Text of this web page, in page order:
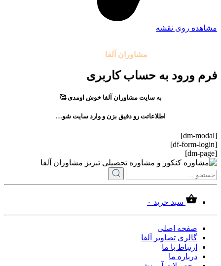
مشاهده روی نقشه
مشاوران آلفا
فرم ورود به حساب کاربری
به سایت مشاوران آلفا خوش اومدی 🥰
اطلاعاتت رو دقیق بزن و وارد سایت شو…
[dm-modal]
[df-form-login]
[dm-page]
سبد خرید ۰
صفحه اصلی
گالری تصاویر آلفا
ارتباط با ما
درباره ما